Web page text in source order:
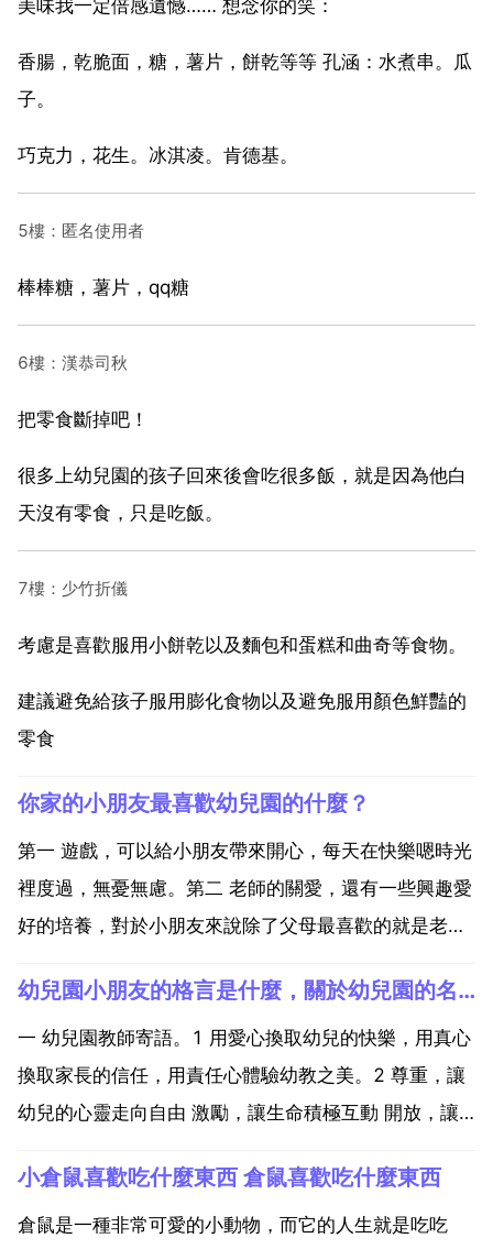
美味我一定倍感遺憾…… 想念你的笑：
香腸，乾脆面，糖，薯片，餅乾等等 孔涵：水煮串。瓜
子。
巧克力，花生。冰淇凌。肯德基。
5樓：匿名使用者
棒棒糖，薯片，qq糖
6樓：漢恭司秋
把零食斷掉吧！
很多上幼兒園的孩子回來後會吃很多飯，就是因為他白
天沒有零食，只是吃飯。
7樓：少竹折儀
考慮是喜歡服用小餅乾以及麵包和蛋糕和曲奇等食物。
建議避免給孩子服用膨化食物以及避免服用顏色鮮豔的
零食
你家的小朋友最喜歡幼兒園的什麼？
第一 遊戲，可以給小朋友帶來開心，每天在快樂嗯時光
裡度過，無憂無慮。第二 老師的關愛，還有一些興趣愛
好的培養，對於小朋友來說除了父母最喜歡的就是老
開心的玩耍，不覺得孤獨。我女兒上幼兒園的時候最喜
歡的是那個滑梯，她說，每次從上面滑下來的時候，感
覺自己就像...
幼兒園小朋友的格言是什麼，關於幼兒園的名言名句
一 幼兒園教師寄語。1 用愛心換取幼兒的快樂，用真心
換取家長的信任，用責任心體驗幼教之美。2 尊重，讓
幼兒的心靈走向自由 激勵，讓生命積極互動 開放，讓
尊重別人的隱私，快樂自己的人生。4 為了人民的教育
事業，教師要有甘做綠葉 甘當園盯甘為人梯的奉獻精...
小倉鼠喜歡吃什麼東西 倉鼠喜歡吃什麼東西
倉鼠是一種非常可愛的小動物，而它的人生就是吃吃